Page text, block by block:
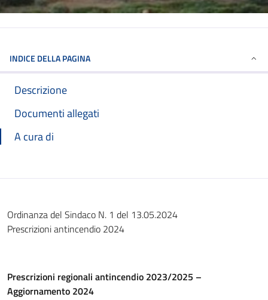
INDICE DELLA PAGINA
Descrizione
Documenti allegati
A cura di
Ordinanza del Sindaco N. 1 del 13.05.2024
Prescrizioni antincendio 2024
Prescrizioni regionali antincendio 2023/2025 –
Aggiornamento 2024